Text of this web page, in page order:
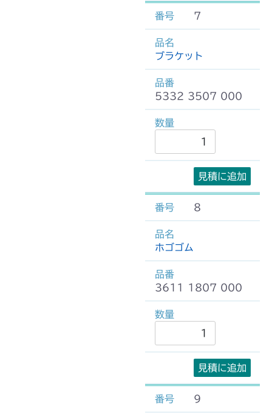
7
ブラケット
5332 3507 000
見積に追加
8
ホゴゴム
3611 1807 000
見積に追加
9